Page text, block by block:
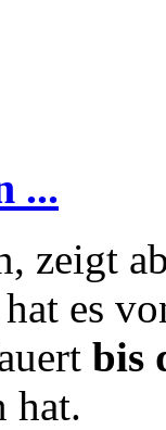
...
zeigt
es
bis
hat.